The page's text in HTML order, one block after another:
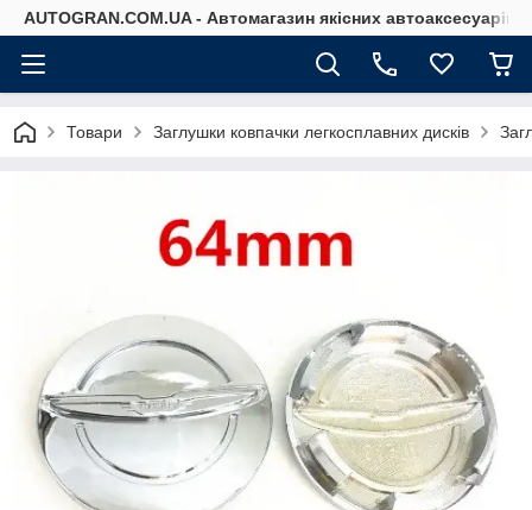
AUTOGRAN.COM.UA - Автомагазин якісних автоаксесуарів
Товари Заглушки ковпачки легкосплавних дисків